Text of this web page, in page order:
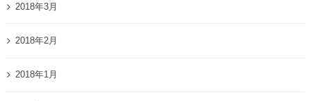
2018年3月
2018年2月
2018年1月